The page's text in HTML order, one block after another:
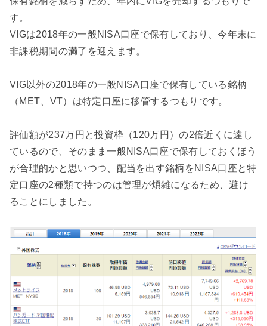
す。
VIGは2018年の一般NISA口座で保有しており、今年末に
非課税期間の満了を迎えます。
VIG以外の2018年の一般NISA口座で保有している銘柄
（MET、VT）は特定口座に移管するつもりです。
評価額が237万円と投資枠（120万円）の2倍近くに達し
ているので、そのまま一般NISA口座で保有しておくほう
が合理的かと思いつつ、配当を出す銘柄をNISA口座と特
定口座の2種類で持つのは管理が煩雑になるため、避け
ることにしました。